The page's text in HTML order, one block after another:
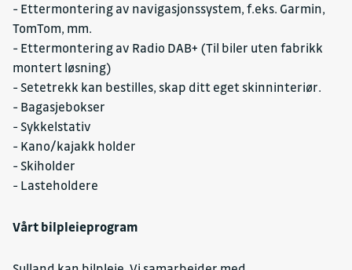
- Ettermontering av navigasjonssystem, f.eks. Garmin,
TomTom, mm.
- Ettermontering av Radio DAB+ (Til biler uten fabrikk
montert løsning)
- Setetrekk kan bestilles, skap ditt eget skinninteriør.
- Bagasjebokser
- Sykkelstativ
- Kano/kajakk holder
- Skiholder
- Lasteholdere
Vårt bilpleieprogram